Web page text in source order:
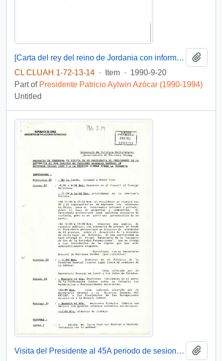
[Carta del rey del reino de Jordania con informe de la posición de su país frente a la guerra del Golfo].
CL CLUAH 1-72-13-14 · Item · 1990-9-20
Part of Presidente Patricio Aylwin Azócar (1990-1994)
Untitled
Visita del Presidente al 45A periodo de sesiones asamblea general de Naciones Unidas 1990 y a la reunión cumbre sobre la infancia